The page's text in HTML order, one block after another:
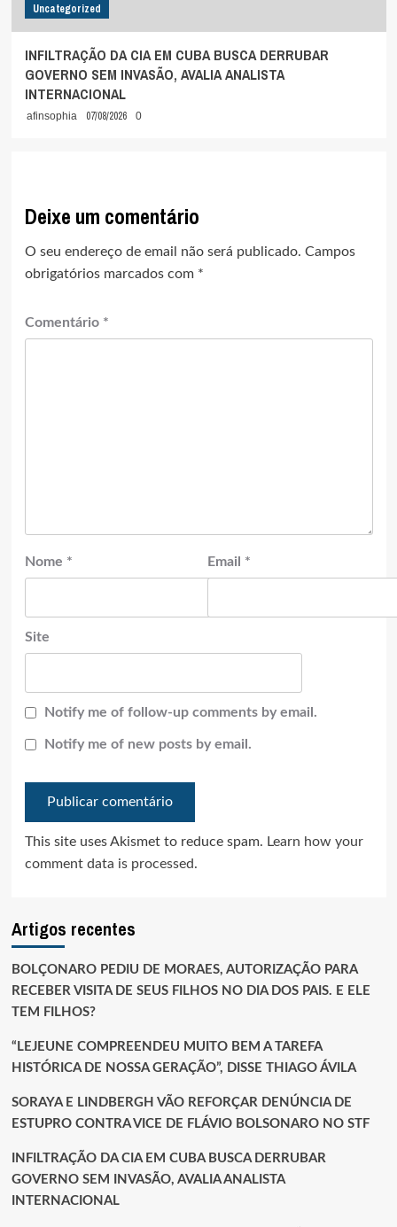
Uncategorized
INFILTRAÇÃO DA CIA EM CUBA BUSCA DERRUBAR
GOVERNO SEM INVASÃO, AVALIA ANALISTA
INTERNACIONAL
afinsophia 07/08/2026 0
Deixe um comentário
O seu endereço de email não será publicado. Campos
obrigatórios marcados com *
Comentário *
Nome * Email *
Site
Notify me of follow-up comments by email.
Notify me of new posts by email.
This site uses Akismet to reduce spam. Learn how your
comment data is processed.
Artigos recentes
BOLÇONARO PEDIU DE MORAES, AUTORIZAÇÃO PARA
RECEBER VISITA DE SEUS FILHOS NO DIA DOS PAIS. E ELE
TEM FILHOS?
“LEJEUNE COMPREENDEU MUITO BEM A TAREFA
HISTÓRICA DE NOSSA GERAÇÃO”, DISSE THIAGO ÁVILA
SORAYA E LINDBERGH VÃO REFORÇAR DENÚNCIA DE
ESTUPRO CONTRA VICE DE FLÁVIO BOLSONARO NO STF
INFILTRAÇÃO DA CIA EM CUBA BUSCA DERRUBAR
GOVERNO SEM INVASÃO, AVALIA ANALISTA
INTERNACIONAL